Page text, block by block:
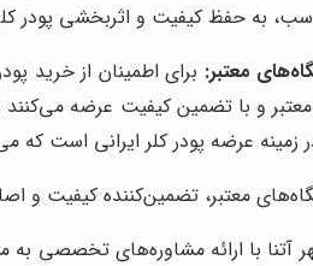
به حفظ کیفیت و اثربخشی پودر
معتبر: برای اطمینان از خرید
معتبر و با تضمین کیفیت عرضه
عرضه پودر کلر ایرانی است که
معتبر، تضمین‌کننده کیفیت و
آتنا با ارائه مشاوره‌های تخصصی به